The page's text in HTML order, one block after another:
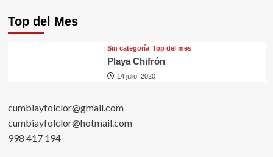
Top del Mes
Sin categorí­a Top del mes
Playa Chifrón
14 julio, 2020
cumbiayfolclor@gmail.com
cumbiayfolclor@hotmail.com
998 417 194